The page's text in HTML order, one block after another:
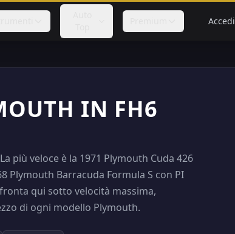
Accedi
IN FH6
più veloce è la 1971 Plymouth Cuda 426
Plymouth Barracuda Formula S con PI
qui sotto velocità massima,
di ogni modello Plymouth.